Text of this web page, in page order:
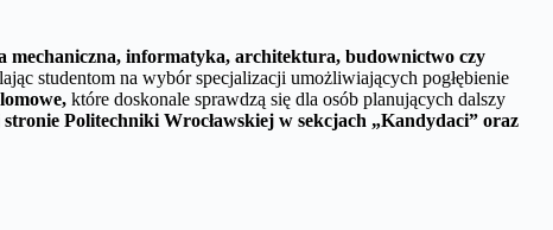
mechaniczna, informatyka, architektura, budownictwo czy
studentom na wybór specjalizacji umożliwiających pogłębienie
które doskonale sprawdzą się dla osób planujących dalszy
Politechniki Wrocławskiej w sekcjach „Kandydaci” oraz